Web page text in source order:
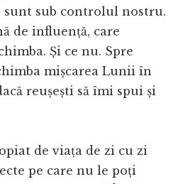
sunt sub controlul nostru.
de influență, care
Și ce nu. Spre
mișcarea Lunii în
reușești să îmi spui și
de viața de zi cu zi
pe care nu le poți